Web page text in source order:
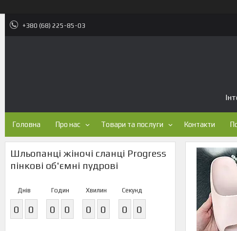
+380 (68) 225-85-03
Головна Про нас Товари та послуги Контакти
Шльопанці жіночі сланці Progress
пінкові об'ємні пудрові
Днів
0 0
Годин
0 0
Хвилин
0 0
Секунд
0 0